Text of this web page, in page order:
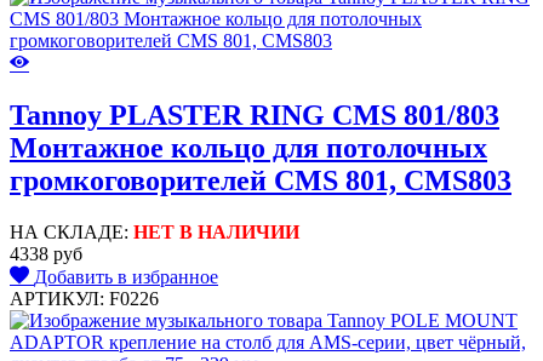
Tannoy PLASTER RING CMS 801/803
Монтажное кольцо для потолочных
громкоговорителей CMS 801, CMS803
НА СКЛАДЕ: НЕТ В НАЛИЧИИ
4338 руб
Добавить в избранное
АРТИКУЛ: F0226